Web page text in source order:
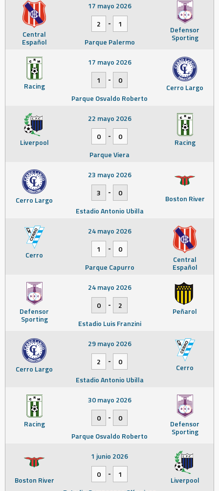
Central
Español
Defensor
Sporting
17 mayo 2026
2
-
1
Parque Palermo
Racing Cerro Largo
17 mayo 2026
1
-
0
Parque Osvaldo Roberto
Liverpool Racing
22 mayo 2026
0
-
0
Parque Viera
Cerro Largo Boston River
23 mayo 2026
3
-
0
Estadio Antonio Ubilla
Cerro Central
Español
24 mayo 2026
1
-
0
Parque Capurro
Defensor
Sporting
Peñarol
24 mayo 2026
0
-
2
Estadio Luis Franzini
Cerro Largo Cerro
29 mayo 2026
2
-
0
Estadio Antonio Ubilla
Racing Defensor
Sporting
30 mayo 2026
0
-
0
Parque Osvaldo Roberto
Boston River Liverpool
1 junio 2026
0
-
1